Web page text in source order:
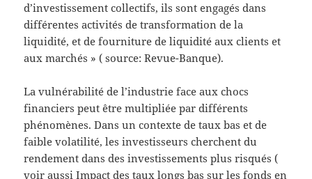
d’investissement collectifs, ils sont engagés dans
différentes activités de transformation de la
liquidité, et de fourniture de liquidité aux clients et
aux marchés » ( source: Revue-Banque).
La vulnérabilité de l’industrie face aux chocs
financiers peut être multipliée par différents
phénomènes. Dans un contexte de taux bas et de
faible volatilité, les investisseurs cherchent du
rendement dans des investissements plus risqués (
voir aussiImpact des taux longs bas sur les fonds en